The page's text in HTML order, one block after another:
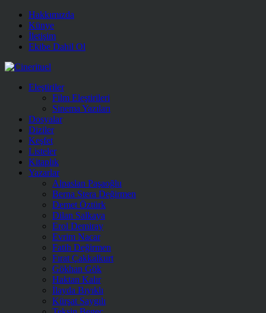
Hakkımızda
Künye
İletişim
Ekibe Dahil Ol
Eleştiriler
Film Eleştirileri
Sinema Yazıları
Dosyalar
Diziler
Keşfet
Listeler
Kitaplık
Yazarlar
Alpaslan Paşaoğlu
Berna Stera Değirmen
Demet Öztürk
Dilan Salkaya
Erol Demiray
Evrim Nacar
Fatih Değirmen
Fırat Çakkalkurt
Gökhan Gök
Haktan Kalır
İlayda Bıyıklı
Kürşat Saygılı